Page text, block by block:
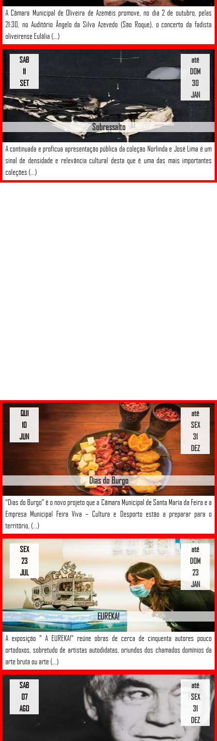
A Câmara Municipal de Oliveira de Azeméis promove, no dia 2 de outubro, pelas
21:30, no Auditório Ângelo da Silva Azevedo (São Roque), o concerto da fadista
oliveirense Eulália (...)
Sobressalto
A continuada e profícua apresentação pública da coleção Norlinda e José Lima é um
sinal de densidade e relevância cultural desta que é uma das mais importantes
coleções (...)
até
DOM
30
JAN
SAB
11
SET
Dias do Burgo
“Dias do Burgo” é o novo projeto que a Câmara Municipal de Santa Maria da Feira e a
Empresa Municipal Feira Viva – Cultura e Desporto estão a preparar para o
território, (...)
até
SEX
31
DEZ
QUI
10
JUN
EUREKA!
A exposição " A EUREKA!" reúne obras de cerca de cinquenta autores pouco
ortodoxos, sobretudo de artistas autodidatas, oriundos dos chamados domínios da
arte bruta ou arte (...)
até
DOM
23
JAN
SEX
23
JUL
até
SEX
31
DEZ
SAB
07
AGO